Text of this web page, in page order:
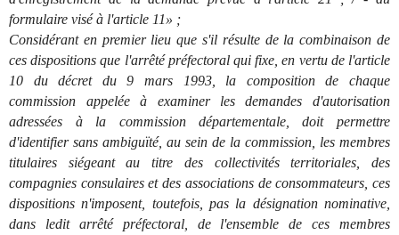
formulaire visé à l'article 11» ;
Considérant en premier lieu que s'il résulte de la combinaison de
ces dispositions que l'arrêté préfectoral qui fixe, en vertu de l'article
10 du décret du 9 mars 1993, la composition de chaque
commission appelée à examiner les demandes d'autorisation
adressées à la commission départementale, doit permettre
d'identifier sans ambiguïté, au sein de la commission, les membres
titulaires siégeant au titre des collectivités territoriales, des
compagnies consulaires et des associations de consommateurs, ces
dispositions n'imposent, toutefois, pas la désignation nominative,
dans ledit arrêté préfectoral, de l'ensemble de ces membres